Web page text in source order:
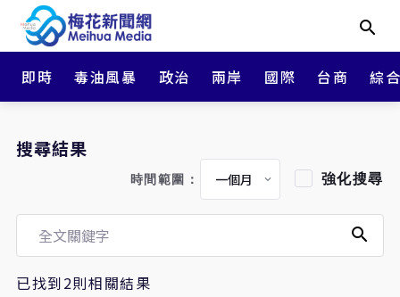
即時 毒油風暴 政治 兩岸 國際 台商 綜
搜尋結果
時間範圍： 強化搜尋
已找到2則相關結果